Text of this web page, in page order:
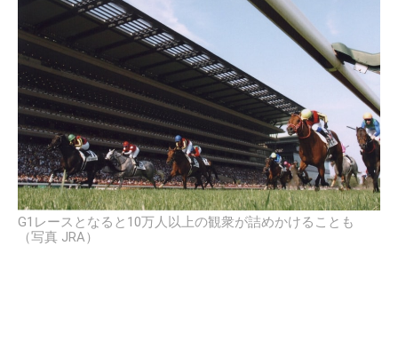
G1レースとなると10万人以上の観衆が詰めかけることも
（写真 JRA）